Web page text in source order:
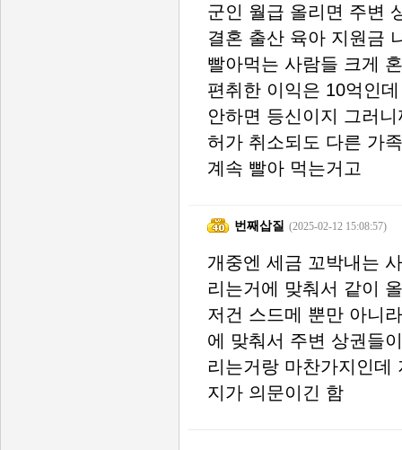
군인 월급 올리면 주변
결혼 출산 육아 지원금
빨아먹는 사람들 크게
편취한 이익은 10억인
안하면 등신이지 그러
허가 취소되도 다른 가
계속 빨아 먹는거고
번째삽질 (2025-02-12 15:08:57)
개중엔 세금 꼬박내는
리는거에 맞춰서 같이
저건 스드메 뿐만 아니
에 맞춰서 주변 상권들
리는거랑 마찬가지인데
지가 의문이긴 함